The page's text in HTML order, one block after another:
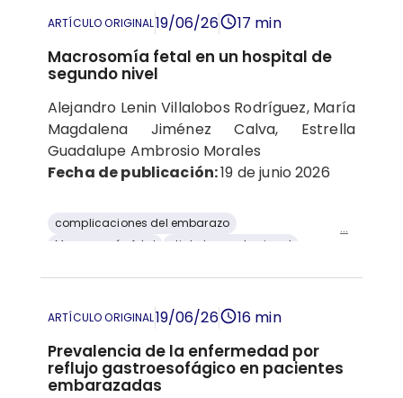
ARTÍCULO ORIGINAL19/06/26 17 min
Macrosomía fetal en un hospital de
segundo nivel
Alejandro Lenin Villalobos Rodríguez, María
Magdalena Jiménez Calva, Estrella
Guadalupe Ambrosio Morales
Fecha de publicación:19 de junio 2026
complicaciones del embarazo
Macrosomía fetal
diabetes gestacional
...
ARTÍCULO ORIGINAL19/06/26 16 min
Prevalencia de la enfermedad por
reflujo gastroesofágico en pacientes
embarazadas